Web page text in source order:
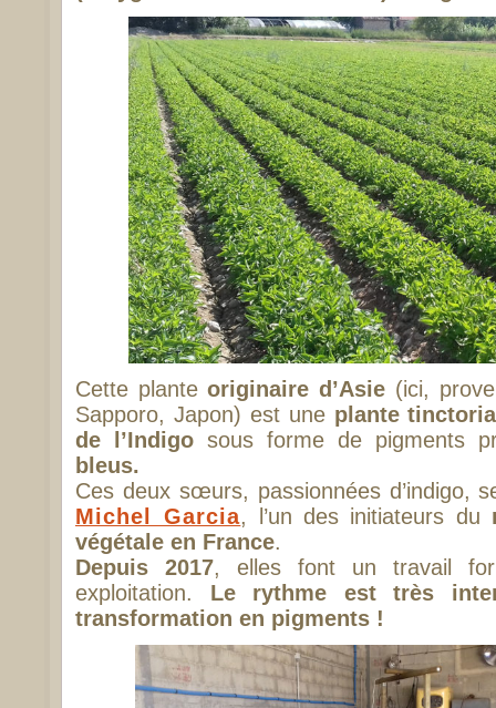
Cette planteoriginaire d’Asie (ici,
Sapporo, Japon) est une plante
de l’Indigo sous forme de pigments
bleus.
Ces deux sœurs, passionnées d’indigo,
Michel Garcia, l’un des initiateurs du
végétale en France.
Depuis 2017, elles font un travail
exploitation. Le rythme est très
transformation en pigments !